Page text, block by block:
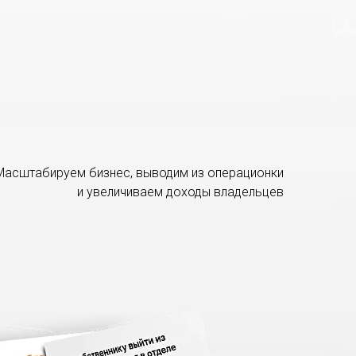
бизнес, выводим из операционки
и увеличиваем доходы владельцев